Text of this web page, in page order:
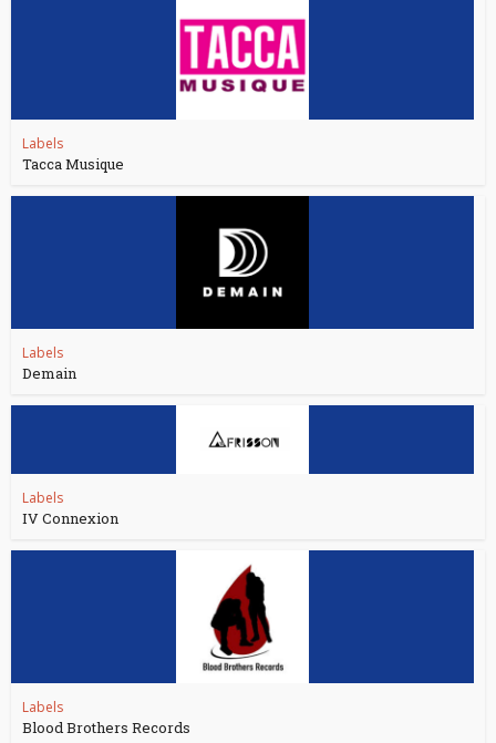
Labels
Tacca Musique
Labels
Demain
Labels
IV Connexion
Labels
Blood Brothers Records